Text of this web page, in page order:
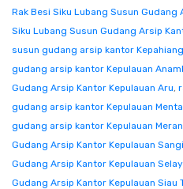
Rak Besi Siku Lubang Susun Gudang
Siku Lubang Susun Gudang Arsip
susun gudang arsip kantor Kepahiang
gudang arsip kantor Kepulauan
Gudang Arsip Kantor Kepulauan Aru,
gudang arsip kantor Kepulauan
gudang arsip kantor Kepulauan
Gudang Arsip Kantor Kepulauan
Gudang Arsip Kantor Kepulauan
Gudang Arsip Kantor Kepulauan Siau